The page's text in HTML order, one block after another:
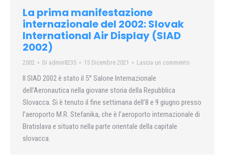
La prima manifestazione
internazionale del 2002: Slovak
International Air Display (SIAD
2002)
2002 Di admin8235 15 Dicembre 2021 Lascia un commento
Il SIAD 2002 è stato il 5° Salone Internazionale
dell’Aeronautica nella giovane storia della Repubblica
Slovacca. Si è tenuto il fine settimana dell’8 e 9 giugno presso
l’aeroporto M.R. Stefanika, che è l’aeroporto internazionale di
Bratislava e situato nella parte orientale della capitale
slovacca.